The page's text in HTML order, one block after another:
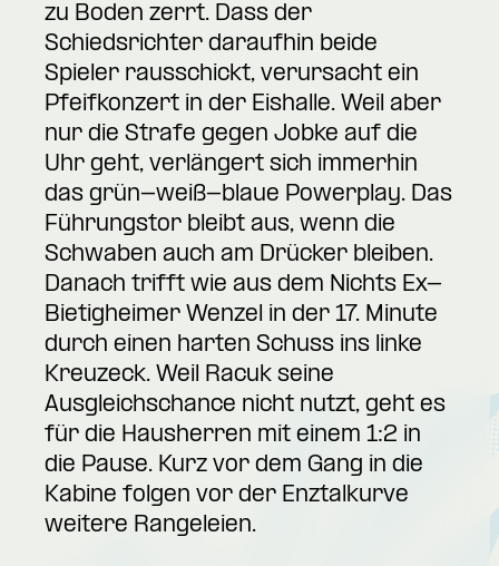
zu Boden zerrt. Dass der
Schiedsrichter daraufhin beide
Spieler rausschickt, verursacht ein
Pfeifkonzert in der Eishalle. Weil aber
nur die Strafe gegen Jobke auf die
Uhr geht, verlängert sich immerhin
das grün-weiß-blaue Powerplay. Das
Führungstor bleibt aus, wenn die
Schwaben auch am Drücker bleiben.
Danach trifft wie aus dem Nichts Ex-
Bietigheimer Wenzel in der 17. Minute
durch einen harten Schuss ins linke
Kreuzeck. Weil Racuk seine
Ausgleichschance nicht nutzt, geht es
für die Hausherren mit einem 1:2 in
die Pause. Kurz vor dem Gang in die
Kabine folgen vor der Enztalkurve
weitere Rangeleien.